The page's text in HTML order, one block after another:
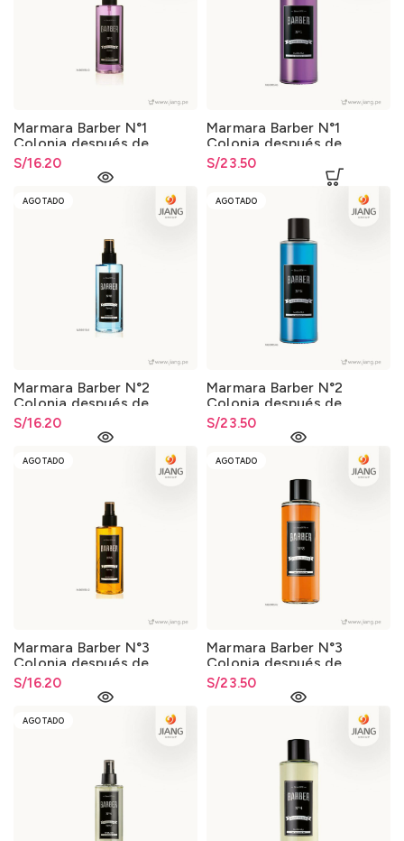
Marmara Barber N°1
Colonia después de
Afeitar 250ml.
S/16.20
Marmara Barber N°1
Colonia después de
Afeitar 500ml.
S/23.50
AGOTADO
Marmara Barber N°2
Colonia después de
Afeitar 250ml.
S/16.20
AGOTADO
Marmara Barber N°2
Colonia después de
Afeitar 500ml.
S/23.50
AGOTADO
Marmara Barber N°3
Colonia después de
Afeitar 250ml.
S/16.20
AGOTADO
Marmara Barber N°3
Colonia después de
Afeitar 500ml.
S/23.50
AGOTADO